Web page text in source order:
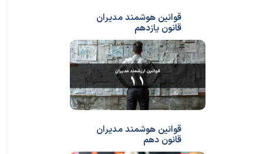
قوانین هوشمند مدیران
قانون یازدهم
قوانین هوشمند مدیران
قانون دهم